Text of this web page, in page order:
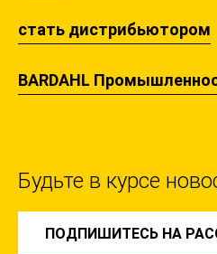
стать дистрибьютором
BARDAHL
Будьте в курсе
ПОДПИШИТЕСЬ НА